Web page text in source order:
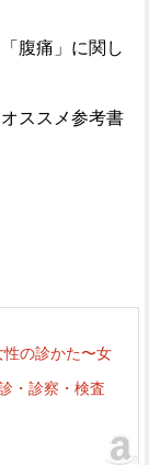
腹痛」に関し
ススメ参考書
性の診かた〜女
・診察・検査